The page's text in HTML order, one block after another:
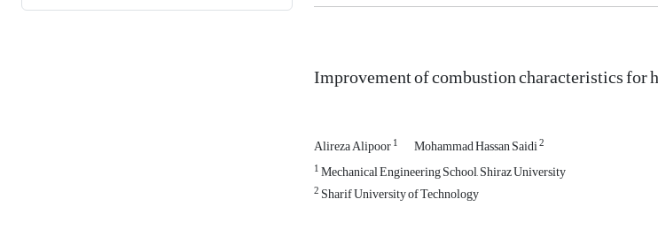
Improvement of combustion characteristics
Alireza Alipoor1 Mohammad Hassan Saidi2
1Mechanical Engineering School, Shiraz University
2 Sharif University of Technology